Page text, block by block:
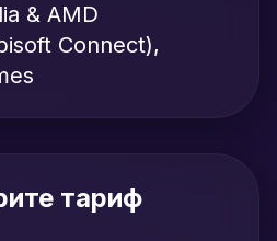
& AMD
Connect),
тариф